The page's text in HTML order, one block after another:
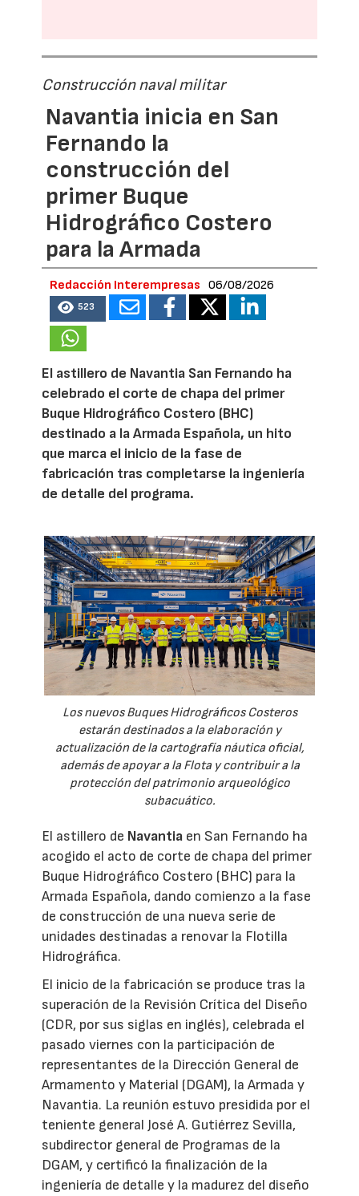
Construcción naval militar
Navantia inicia en San
Fernando la
construcción del
primer Buque
Hidrográfico Costero
para la Armada
Redacción Interempresas 06/08/2026
523
El astillero de Navantia San Fernando ha
celebrado el corte de chapa del primer
Buque Hidrográfico Costero (BHC)
destinado a la Armada Española, un hito
que marca el inicio de la fase de
fabricación tras completarse la ingeniería
de detalle del programa.
Los nuevos Buques Hidrográficos Costeros
estarán destinados a la elaboración y
actualización de la cartografía náutica oficial,
además de apoyar a la Flota y contribuir a la
protección del patrimonio arqueológico
subacuático.
El astillero de Navantia en San Fernando ha
acogido el acto de corte de chapa del primer
Buque Hidrográfico Costero (BHC) para la
Armada Española, dando comienzo a la fase
de construcción de una nueva serie de
unidades destinadas a renovar la Flotilla
Hidrográfica.
El inicio de la fabricación se produce tras la
superación de la Revisión Crítica del Diseño
(CDR, por sus siglas en inglés), celebrada el
pasado viernes con la participación de
representantes de la Dirección General de
Armamento y Material (DGAM), la Armada y
Navantia. La reunión estuvo presidida por el
teniente general José A. Gutiérrez Sevilla,
subdirector general de Programas de la
DGAM, y certificó la finalización de la
ingeniería de detalle y la madurez del diseño